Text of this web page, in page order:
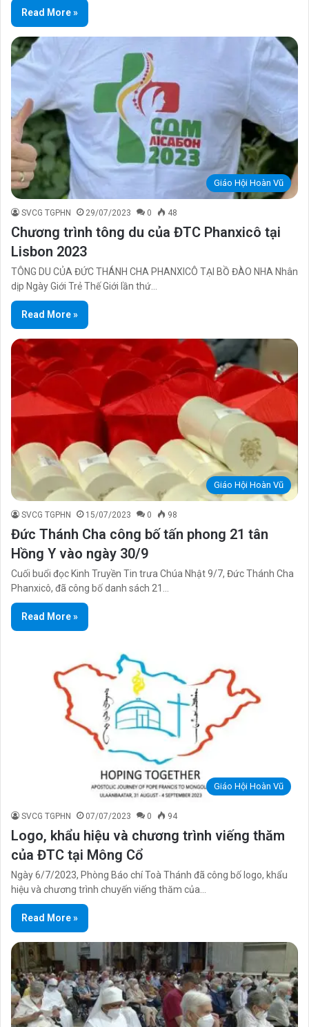
Read More »
Giáo Hội Hoàn Vũ
SVCG TGPHN 29/07/2023 0 48
Chương trình tông du của ĐTC Phanxicô tại
Lisbon 2023
TÔNG DU CỦA ĐỨC THÁNH CHA PHANXICÔ TẠI BỒ ĐÀO NHA Nhân
dịp Ngày Giới Trẻ Thế Giới lần thứ…
Read More »
Giáo Hội Hoàn Vũ
SVCG TGPHN 15/07/2023 0 98
Đức Thánh Cha công bố tấn phong 21 tân
Hồng Y vào ngày 30/9
Cuối buổi đọc Kinh Truyền Tin trưa Chúa Nhật 9/7, Đức Thánh Cha
Phanxicô, đã công bố danh sách 21…
Read More »
Giáo Hội Hoàn Vũ
SVCG TGPHN 07/07/2023 0 94
Logo, khẩu hiệu và chương trình viếng thăm
của ĐTC tại Mông Cổ
Ngày 6/7/2023, Phòng Báo chí Toà Thánh đã công bố logo, khẩu
hiệu và chương trình chuyến viếng thăm của…
Read More »